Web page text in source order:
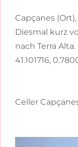
Capçanes
Diesmal kurz
nach Terra Alta.
41.101716,
Celler